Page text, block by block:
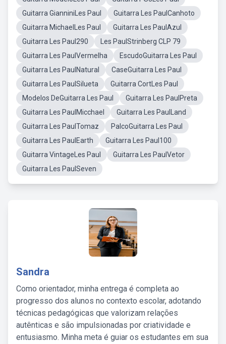
Guitarra GianniniLes Paul
Guitarra Les PaulCanhoto
Guitarra MichaelLes Paul
Guitarra Les PaulAzul
Guitarra Les Paul290
Les PaulStrinberg CLP 79
Guitarra Les PaulVermelha
EscudoGuitarra Les Paul
Guitarra Les PaulNatural
CaseGuitarra Les Paul
Guitarra Les PaulSilueta
Guitarra CortLes Paul
Modelos DeGuitarra Les Paul
Guitarra Les PaulPreta
Guitarra Les PaulMicchael
Guitarra Les PaulLand
Guitarra Les PaulTomaz
PalcoGuitarra Les Paul
Guitarra Les PaulEarth
Guitarra Les Paul100
Guitarra VintageLes Paul
Guitarra Les PaulVetor
Guitarra Les PaulSeven
Sandra
Como orientador, minha entrega é completa ao
progresso dos alunos no contexto escolar, adotando
técnicas pedagógicas que valorizam relações
autênticas e são impulsionadas por criatividade e
entusiasmo. Minha meta é guiar os estudantes em sua